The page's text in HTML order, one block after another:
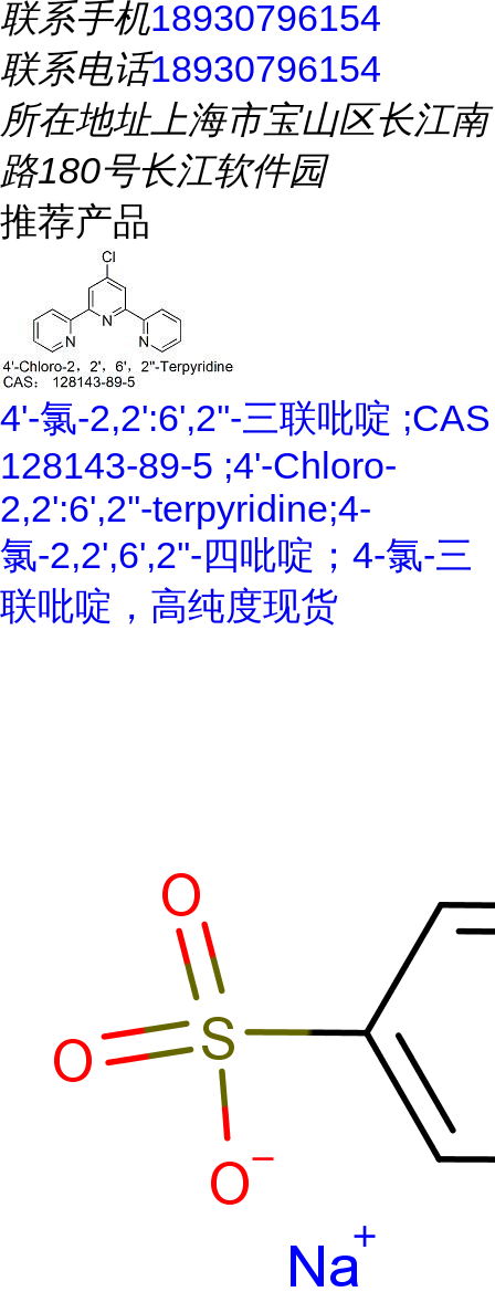
联系手机18930796154
联系电话18930796154
所在地址上海市宝山区长江南
路180号长江软件园
推荐产品
4'-氯-2,2':6',2''-三联吡啶 ;CAS
128143-89-5 ;4'-Chloro-
2,2':6',2''-terpyridine;4-
氯-2,2',6',2''-四吡啶；4-氯-三
联吡啶，高纯度现货